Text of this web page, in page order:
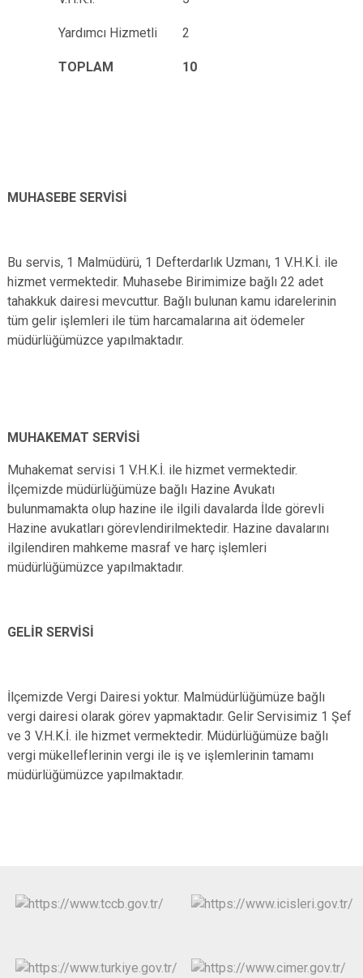
Yardımcı Hizmetli 2
TOPLAM 10
MUHASEBE SERVİSİ
Bu servis, 1 Malmüdürü, 1 Defterdarlık Uzmanı, 1 V.H.K.İ. ile
hizmet vermektedir. Muhasebe Birimimize bağlı 22 adet
tahakkuk dairesi mevcuttur. Bağlı bulunan kamu idarelerinin
tüm gelir işlemleri ile tüm harcamalarına ait ödemeler
müdürlüğümüzce yapılmaktadır.
MUHAKEMAT SERVİSİ
Muhakemat servisi 1 V.H.K.İ. ile hizmet vermektedir.
İlçemizde müdürlüğümüze bağlı Hazine Avukatı
bulunmamakta olup hazine ile ilgili davalarda İlde görevli
Hazine avukatları görevlendirilmektedir. Hazine davalarını
ilgilendiren mahkeme masraf ve harç işlemleri
müdürlüğümüzce yapılmaktadır.
GELİR SERVİSİ
İlçemizde Vergi Dairesi yoktur. Malmüdürlüğümüze bağlı
vergi dairesi olarak görev yapmaktadır. Gelir Servisimiz 1 Şef
ve 3 V.H.K.İ. ile hizmet vermektedir. Müdürlüğümüze bağlı
vergi mükelleflerinin vergi ile iş ve işlemlerinin tamamı
müdürlüğümüzce yapılmaktadır.